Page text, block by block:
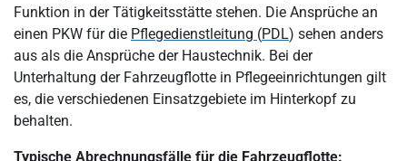
Funktion in der Tätigkeitsstätte stehen. Die Ansprüche an
einen PKW für die Pflegedienstleitung (PDL) sehen anders
aus als die Ansprüche der Haustechnik. Bei der
Unterhaltung der Fahrzeugflotte in Pflegeeinrichtungen gilt
es, die verschiedenen Einsatzgebiete im Hinterkopf zu
behalten.
Typische Abrechnungsfälle für die Fahrzeugflotte: